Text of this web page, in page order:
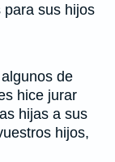
para sus hijos
de
hice jurar
hijas a sus
hijos,